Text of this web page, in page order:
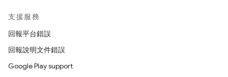
支援服務
回報平台錯誤
回報說明文件錯誤
Google Play support